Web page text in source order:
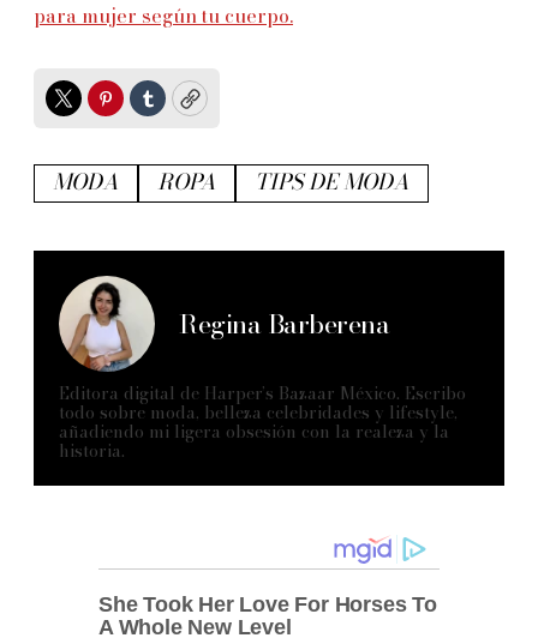
para mujer según tu cuerpo.
TwitterPinterest
TumblrCopy
MODA ROPA TIPS DE MODA
Regina Barberena
Editora digital de Harper’s Bazaar México. Escribo
todo sobre moda, belleza celebridades y lifestyle,
añadiendo mi ligera obsesión con la realeza y la
historia.